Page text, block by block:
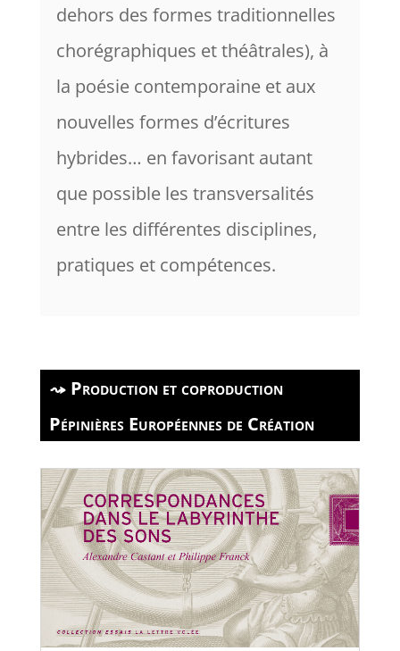
dehors des formes traditionnelles
chorégraphiques et théâtrales), à
la poésie contemporaine et aux
nouvelles formes d’écritures
hybrides… en favorisant autant
que possible les transversalités
entre les différentes disciplines,
pratiques et compétences.
Production et coproduction
Pépinières Européennes de Création